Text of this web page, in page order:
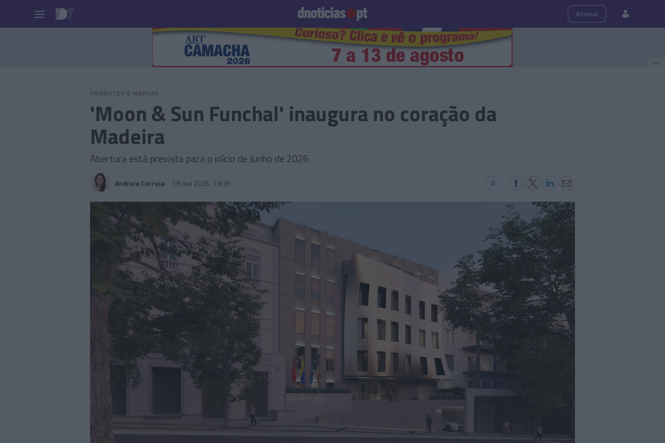
Assinar
Palavras Produto e Marcas
PUB
PRODUTOS E MARCAS
'Moon & Sun Funchal' inaugura no coração da
Madeira
Abertura está prevista para o início de Junho de 2026
Andreia Correia 19 mai 2026 18:35 0